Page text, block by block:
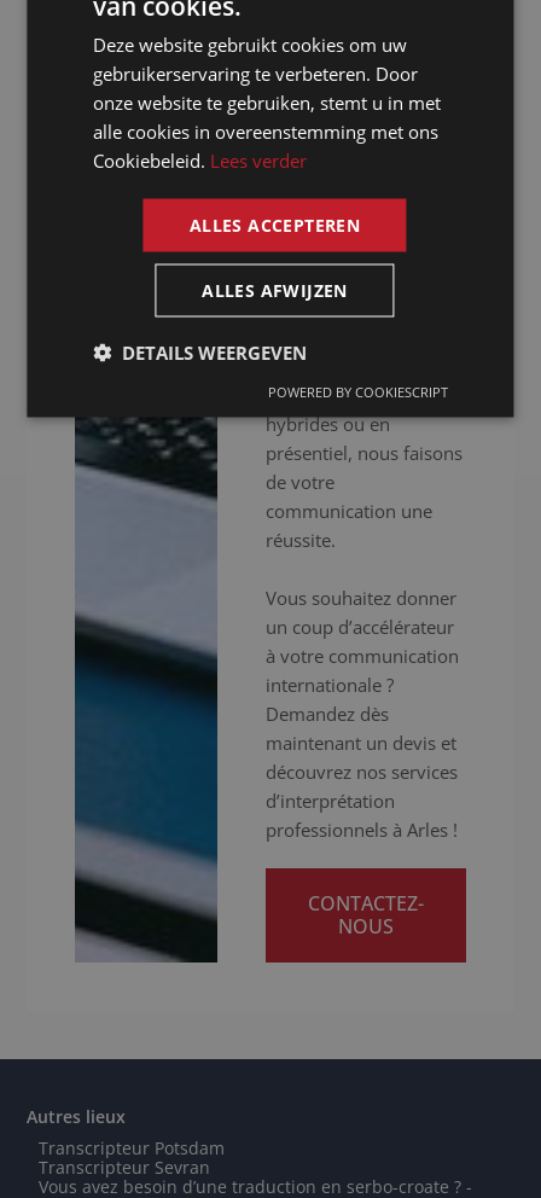
professionnelle. Nous
ne nous contentons pas
de vous fournir des
interprètes
expérimentés, nous
disposition un
équipement audiovisuel
que votre événement se
Que vous organisiez
des réunions virtuelles,
hybrides ou en
présentiel, nous faisons
de votre
communication une
réussite.
Vous souhaitez donner
un coup d’accélérateur
à votre communication
internationale ?
Demandez dès
maintenant un devis et
découvrez nos services
d’interprétation
professionnels à Arles !
CONTACTEZ-
NOUS
Autres lieux
Transcripteur Potsdam
Transcripteur Sevran
Vous avez besoin d’une traduction en serbo-croate ? -
FRENCH
Deze website gebruikt cookies om uw
gebruikerservaring te verbeteren. Door
onze website te gebruiken, stemt u in met
alle cookies in overeenstemming met ons
Cookiebeleid. Lees verder
ALLES ACCEPTEREN
ALLES AFWIJZEN
DETAILS WEERGEVEN
POWERED BY COOKIESCRIPT